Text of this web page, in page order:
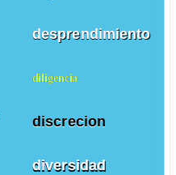
desprendimiento
diligencia
discrecion
diversidad